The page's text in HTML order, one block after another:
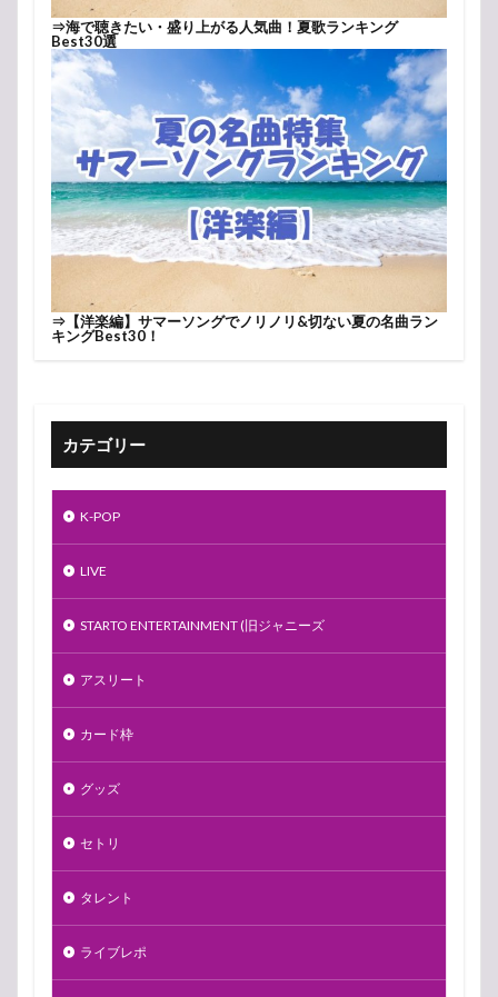
⇒海で聴きたい・盛り上がる人気曲！夏歌ランキング
Best30選
⇒ 【洋楽編】サマーソングでノリノリ&切ない夏の名曲ラン
キングBest30！
カテゴリー
K-POP
LIVE
STARTO ENTERTAINMENT (旧ジャニーズ
アスリート
カード枠
グッズ
セトリ
タレント
ライブレポ